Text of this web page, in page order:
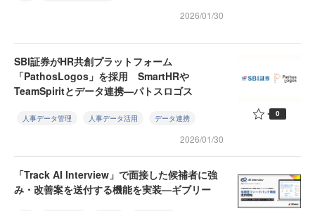
2026/01/30
SBI証券がHR共創プラットフォーム
「PathosLogos」を採用 SmartHRや
TeamSpiritとデータ連携—パトスロゴス
人事データ管理 人事データ活用 データ連携
2026/01/30
0
「Track AI Interview」で面接した候補者に強
み・改善案を送付する機能を実装—ギブリー